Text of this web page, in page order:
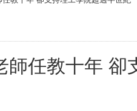
師任教十年 卻